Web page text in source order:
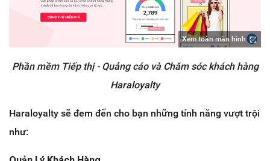
Xem toàn màn hình
Phần mềm Tiếp thị - Quảng cáo và Chăm sóc khách hàng
Haraloyalty
Haraloyalty sẽ đem đến cho bạn những tính năng vượt trội
như: